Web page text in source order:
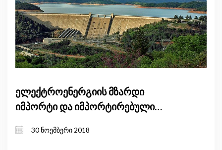
ელექტროენერგიის მზარდი
იმპორტი და იმპორტირებული
გაზრდილი ფასები: შემაშფოთებელი
30 ნოემბერი 2018